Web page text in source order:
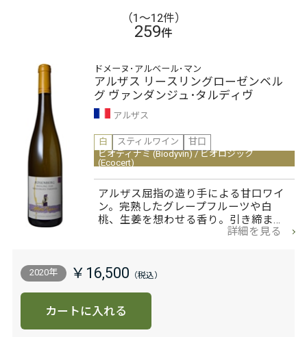
（1〜12件）
259件
ドメーヌ･アルベール･マン
アルザス リースリングローゼンベル
グ ヴァンダンジュ･タルディヴ
アルザス
白
スティルワイン
甘口
ビオディナミ (Biodyvin) / ビオロジック
(Ecocert)
アルザス屈指の造り手による甘口ワイ
ン。完熟したグレープフルーツや白
桃、生姜を想わせる香り。引き締ま…
詳細を見る
2020年 ￥16,500
カートに入れる